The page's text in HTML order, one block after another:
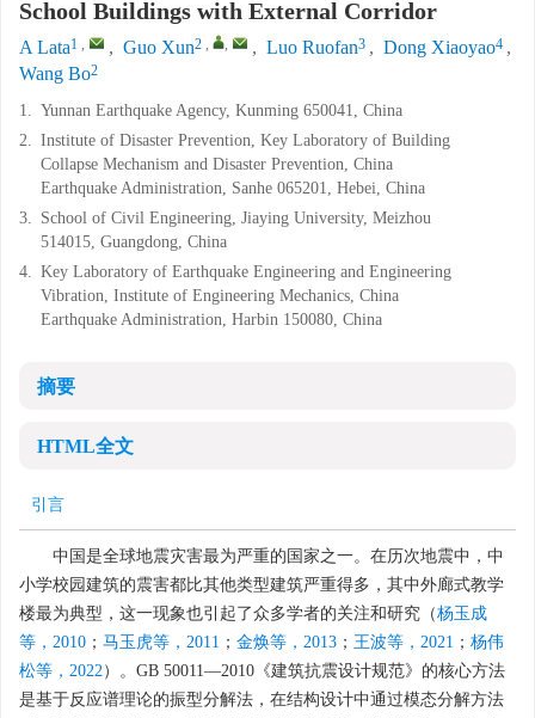
School Buildings with External Corridor
A Lata1 , , Guo Xun2 , , , Luo Ruofan3 , Dong Xiaoyao4 ,
Wang Bo2
1. Yunnan Earthquake Agency, Kunming 650041, China
2. Institute of Disaster Prevention, Key Laboratory of Building
Collapse Mechanism and Disaster Prevention, China
Earthquake Administration, Sanhe 065201, Hebei, China
3. School of Civil Engineering, Jiaying University, Meizhou
514015, Guangdong, China
4. Key Laboratory of Earthquake Engineering and Engineering
Vibration, Institute of Engineering Mechanics, China
Earthquake Administration, Harbin 150080, China
摘要
HTML全文
引言
中国是全球地震灾害最为严重的国家之一。在历次地震中，中
小学校园建筑的震害都比其他类型建筑严重得多，其中外廊式教学
楼最为典型，这一现象也引起了众多学者的关注和研究（杨玉成
等，2010 ； 马玉虎等，2011 ； 金焕等，2013 ； 王波等，2021 ； 杨伟
松等，2022）。GB 50011—2010《建筑抗震设计规范》的核心方法
是基于反应谱理论的振型分解法，在结构设计中通过模态分解方法